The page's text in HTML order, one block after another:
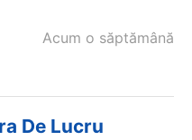
Acum o săptămână
De Lucru